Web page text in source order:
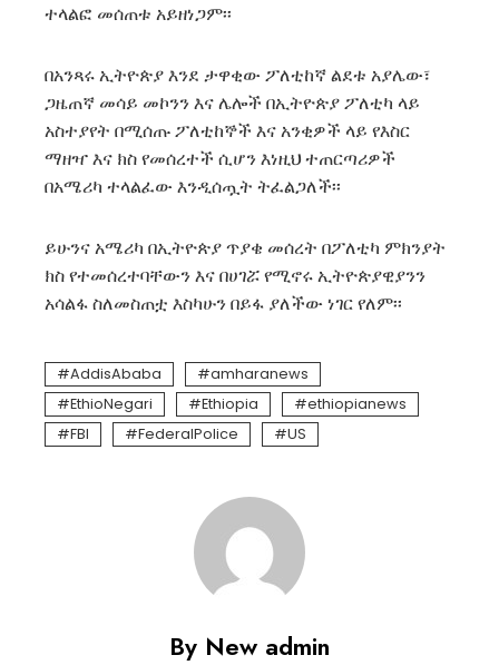
ተላልፎ መሰጠቱ አይዘነጋም፡፡
በአንጻሩ ኢትዮጵያ እንደ ታዋቂው ፖለቲከኛ ልደቱ አያሌው፣
ጋዜጠኛ መሳይ መኮንን እና ሌሎች በኢትዮጵያ ፖለቲካ ላይ
አስተያየት በሚሰጡ ፖለቲከኞች እና አንቂዎች ላይ የእስር
ማዘዣ እና ክስ የመሰረተች ሲሆን እነዚህ ተጠርጣሪዎች
በአሜሪካ ተላልፈው እንዲሰጧት ትፈልጋለች፡፡
ይሁንና አሜሪካ በኢትዮጵያ ጥያቄ መሰረት በፖለቲካ ምክንያት
ክስ የተመሰረተባቸውን እና በሀገሯ የሚኖሩ ኢትዮጵያዊያንን
አሳልፋ ስለመስጠቷ እስካሁን በይፋ ያለችው ነገር የለም፡፡
AddisAbaba
amharanews
EthioNegari
Ethiopia
ethiopianews
FBI
FederalPolice US
By New admin